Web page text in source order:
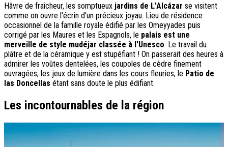
Hâvre de fraîcheur, les somptueux jardins de L'Alcázar se visitent
comme on ouvre l'écrin d'un précieux joyau. Lieu de résidence
occasionnel de la famille royale édifié par les Omeyyades puis
corrigé par les Maures et les Espagnols, le palais est une
merveille de style mudéjar classée à l'Unesco. Le travail du
plâtre et de la céramique y est stupéfiant ! On passerait des heures à
admirer les voûtes dentelées, les coupoles de cèdre finement
ouvragées, les jeux de lumière dans les cours fleuries, le Patio de
las Doncellas étant sans doute le plus édifiant.
Les incontournables de la région